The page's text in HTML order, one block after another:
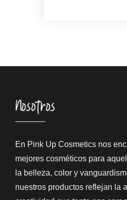
Nosotros
En Pink Up Cosmetics nos
mejores cosméticos para
la belleza, color y
nuestros productos reflejan la